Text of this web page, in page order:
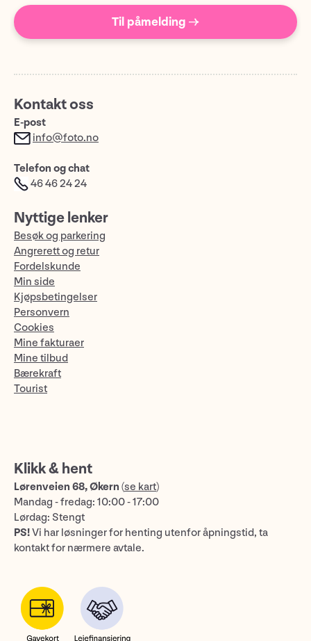
Til påmelding →
Kontakt oss
E-post
info@foto.no
Telefon og chat
46 46 24 24
Nyttige lenker
Besøk og parkering
Angrerett og retur
Fordelskunde
Min side
Kjøpsbetingelser
Personvern
Cookies
Mine fakturaer
Mine tilbud
Bærekraft
Tourist
Klikk & hent
Lørenveien 68, Økern (se kart)
Mandag - fredag: 10:00 - 17:00
Lørdag: Stengt
PS!Vi har løsninger for henting utenfor åpningstid, ta
kontakt for nærmere avtale.